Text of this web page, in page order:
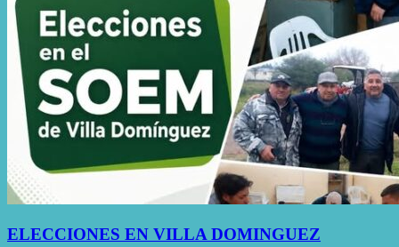
ELECCIONES EN VILLA DOMINGUEZ